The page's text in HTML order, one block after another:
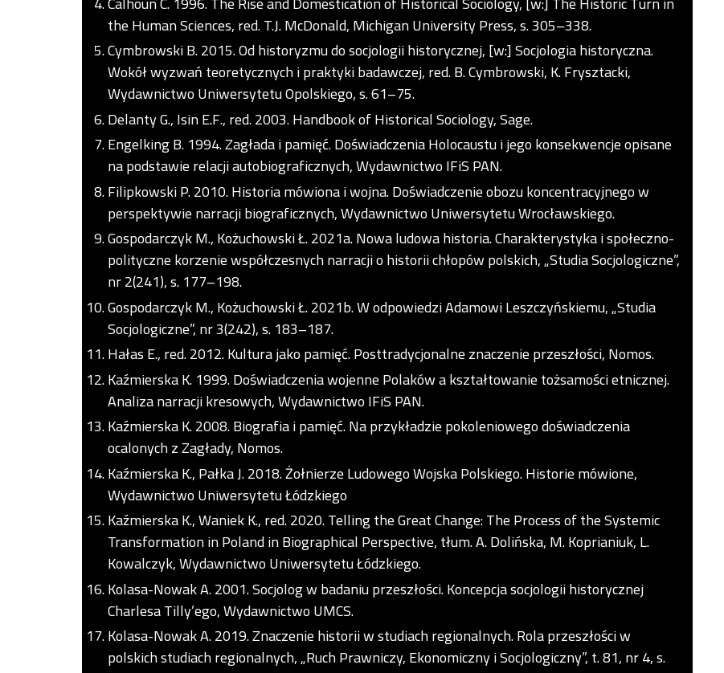
the Human Sciences, red. T.J. McDonald, Michigan University Press, s. 305–338.
Cymbrowski B. 2015. Od historyzmu do socjologii historycznej, [w:] Socjologia historyczna.
Wokół wyzwań teoretycznych i praktyki badawczej, red. B. Cymbrowski, K. Frysztacki,
Wydawnictwo Uniwersytetu Opolskiego, s. 61–75.
Delanty G., Isin E.F., red. 2003. Handbook of Historical Sociology, Sage.
Engelking B. 1994. Zagłada i pamięć. Doświadczenia Holocaustu i jego konsekwencje opisane
na podstawie relacji autobiograficznych, Wydawnictwo IFiS PAN.
Filipkowski P. 2010. Historia mówiona i wojna. Doświadczenie obozu koncentracyjnego w
perspektywie narracji biograficznych, Wydawnictwo Uniwersytetu Wrocławskiego.
Gospodarczyk M., Kożuchowski Ł. 2021a. Nowa ludowa historia. Charakterystyka i społeczno-
polityczne korzenie współczesnych narracji o historii chłopów polskich, „Studia Socjologiczne”,
nr 2(241), s. 177–198.
Gospodarczyk M., Kożuchowski Ł. 2021b. W odpowiedzi Adamowi Leszczyńskiemu, „Studia
Socjologiczne”, nr 3(242), s. 183–187.
Hałas E., red. 2012. Kultura jako pamięć. Posttradycjonalne znaczenie przeszłości, Nomos.
Kaźmierska K. 1999. Doświadczenia wojenne Polaków a kształtowanie tożsamości etnicznej.
Analiza narracji kresowych, Wydawnictwo IFiS PAN.
Kaźmierska K. 2008. Biografia i pamięć. Na przykładzie pokoleniowego doświadczenia
ocalonych z Zagłady, Nomos.
Kaźmierska K., Pałka J. 2018. Żołnierze Ludowego Wojska Polskiego. Historie mówione,
Wydawnictwo Uniwersytetu Łódzkiego
Kaźmierska K., Waniek K., red. 2020. Telling the Great Change: The Process of the Systemic
Transformation in Poland in Biographical Perspective, tłum. A. Dolińska, M. Koprianiuk, L.
Kowalczyk, Wydawnictwo Uniwersytetu Łódzkiego.
Kolasa-Nowak A. 2001. Socjolog w badaniu przeszłości. Koncepcja socjologii historycznej
Charlesa Tilly’ego, Wydawnictwo UMCS.
Kolasa-Nowak A. 2019. Znaczenie historii w studiach regionalnych. Rola przeszłości w
polskich studiach regionalnych, „Ruch Prawniczy, Ekonomiczny i Socjologiczny”, t. 81, nr 4, s.